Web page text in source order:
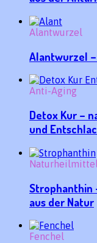
Alantwurzel
Alantwurzel
Anti-Aging
Detox Kur –
und
Naturheilmittel
Strophanthin
aus der Natur
Fenchel